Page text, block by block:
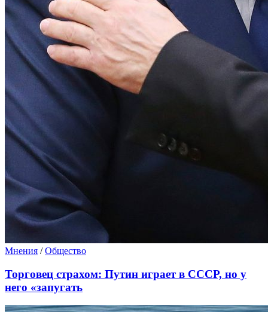
Мнения /Общество
Торговец страхом: Путин играет в СССР, но у
него «запугать